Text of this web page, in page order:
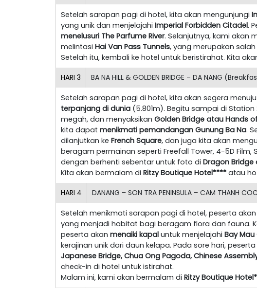
Setelah sarapan pagi di hotel, kita akan mengunjungi
yang unik dan menjelajahi Imperial Forbidden Citadel.
menelusuri The Parfume River. Selanjutnya, kami akan
melintasi Hai Van Pass Tunnels, yang merupakan
Setelah itu, kembali ke hotel untuk beristirahat. Kita
HARI 3 BA NA HILL & GOLDEN BRIDGE – DA NANG
Setelah sarapan pagi di hotel, kita akan segera menuju
terpanjang di dunia (5.801m). Begitu sampai di
megah, dan menyaksikan Golden Bridge atau Hands
kita dapat menikmati pemandangan Gunung Ba Na.
dilanjutkan ke French Square, dan juga kita akan
beragam permainan seperti Freefall Tower, 4-5D Film,
dengan berhenti sebentar untuk foto di Dragon Bridge
Kita akan bermalam di Ritzy Boutique Hotel**** atau
HARI 4 DANANG – SON TRA PENINSULA – CAM THANH
Setelah menikmati sarapan pagi di hotel, peserta
yang menjadi habitat bagi beragam flora dan fauna.
peserta akan menaiki kapal untuk menjelajahi Bay
kerajinan unik dari daun kelapa. Pada sore hari,
Japanese Bridge, Chua Ong Pagoda, Chinese
check-in di hotel untuk istirahat.
Malam ini, kami akan bermalam di Ritzy Boutique